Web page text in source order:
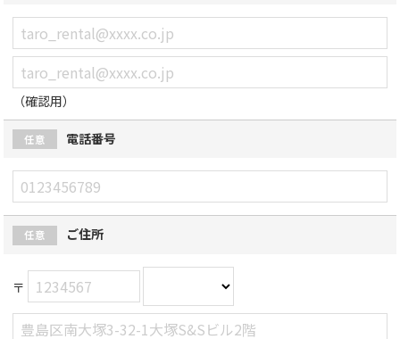
（確認用）
任意 電話番号
任意 ご住所
〒